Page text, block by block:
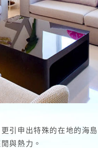
引申出特殊的在地的海
與熱力。